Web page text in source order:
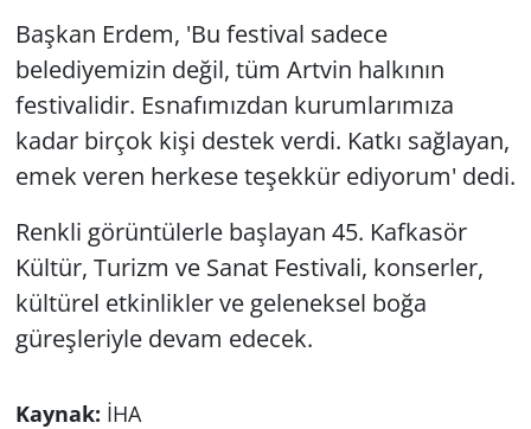
Başkan Erdem, 'Bu festival sadece
belediyemizin değil, tüm Artvin halkının
festivalidir. Esnafımızdan kurumlarımıza
kadar birçok kişi destek verdi. Katkı sağlayan,
emek veren herkese teşekkür ediyorum' dedi.
Renkli görüntülerle başlayan 45. Kafkasör
Kültür, Turizm ve Sanat Festivali, konserler,
kültürel etkinlikler ve geleneksel boğa
güreşleriyle devam edecek.
Kaynak: İHA